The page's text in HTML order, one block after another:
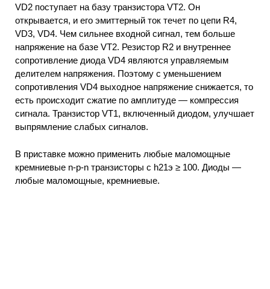
VD2 поступает на базу транзистора VT2. Он
открывается, и его эмиттерный ток течет по цепи R4,
VD3, VD4. Чем сильнее входной сигнал, тем больше
напряжение на базе VT2. Резистор R2 и внутреннее
сопротивление диода VD4 являются управляемым
делителем напряжения. Поэтому с уменьшением
сопротивления VD4 выходное напряжение снижается, то
есть происходит сжатие по амплитуде — компрессия
сигнала. Транзистор VT1, включенный диодом, улучшает
выпрямление слабых сигналов.
В приставке можно применить любые маломощные
кремниевые n-p-n транзисторы с h21э ≥ 100. Диоды —
любые маломощные, кремниевые.